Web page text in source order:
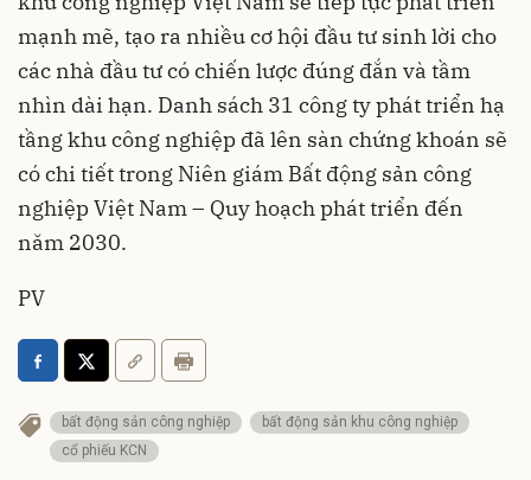
mạnh mẽ, tạo ra nhiều cơ hội đầu tư sinh lời cho
các nhà đầu tư có chiến lược đúng đắn và tầm
nhìn dài hạn. Danh sách 31 công ty phát triển hạ
tầng khu công nghiệp đã lên sàn chứng khoán sẽ
có chi tiết trong Niên giám Bất động sản công
nghiệp Việt Nam – Quy hoạch phát triển đến
năm 2030.
PV
bất động sản công nghiệp
bất động sản khu công nghiệp
cổ phiếu KCN